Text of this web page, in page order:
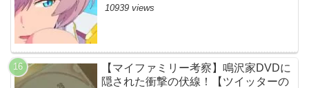
10939 views
【マイファミリー考察】鳴沢家DVDに
隠された衝撃の伏線！【ツイッターの